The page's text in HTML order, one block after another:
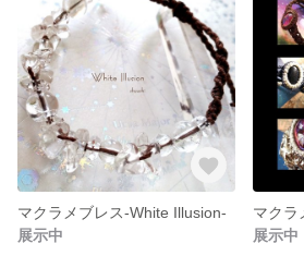
マクラメブレス-White Illusion-
展示中
展示中